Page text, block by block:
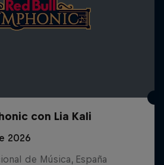
con Lia Kali
2026
de Música, España